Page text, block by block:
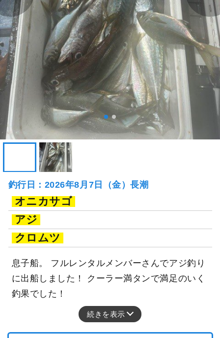
釣行日：2026年8月7日（金）長潮
オニカサゴ
アジ
クロムツ
息子船。 フルレンタルメンバーさんでアジ釣り
に出船しました！ クーラー満タンで満足のいく
釣果でした！
続きを表示